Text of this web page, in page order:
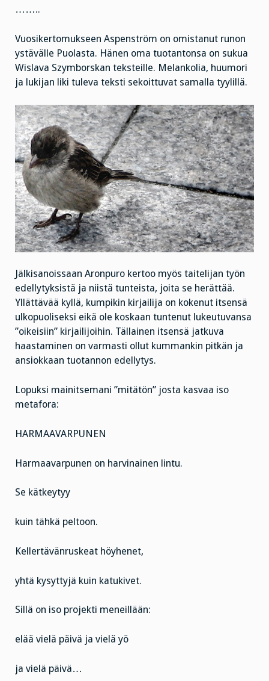
……..
Vuosikertomukseen Aspenström on omistanut runon
ystävälle Puolasta. Hänen oma tuotantonsa on sukua
Wislava Szymborskan teksteille. Melankolia, huumori
ja lukijan liki tuleva teksti sekoittuvat samalla tyylillä.
Jälkisanoissaan Aronpuro kertoo myös taitelijan työn
edellytyksistä ja niistä tunteista, joita se herättää.
Yllättävää kyllä, kumpikin kirjailija on kokenut itsensä
ulkopuoliseksi eikä ole koskaan tuntenut lukeutuvansa
”oikeisiin” kirjailijoihin. Tällainen itsensä jatkuva
haastaminen on varmasti ollut kummankin pitkän ja
ansiokkaan tuotannon edellytys.
Lopuksi mainitsemani ”mitätön” josta kasvaa iso
metafora:
HARMAAVARPUNEN
Harmaavarpunen on harvinainen lintu.
Se kätkeytyy
kuin tähkä peltoon.
Kellertävänruskeat höyhenet,
yhtä kysyttyjä kuin katukivet.
Sillä on iso projekti meneillään:
elää vielä päivä ja vielä yö
ja vielä päivä…